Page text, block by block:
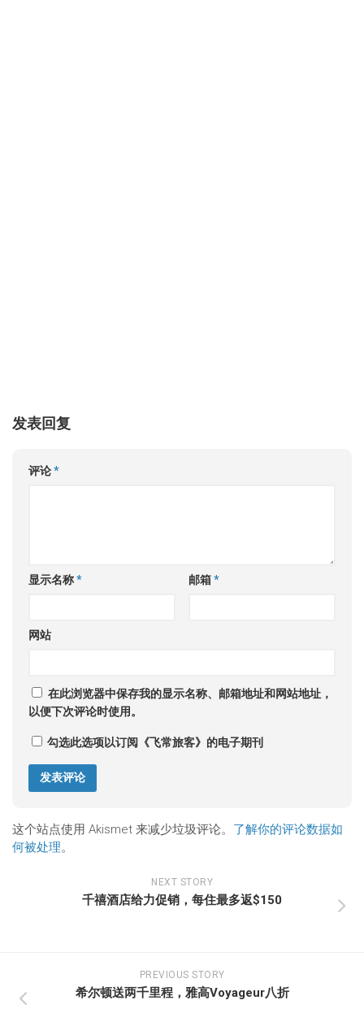
发表回复
评论*
显示名称* 邮箱*
网站
在此浏览器中保存我的显示名称、邮箱地址和网站地址，
以便下次评论时使用。
勾选此选项以订阅《飞常旅客》的电子期刊
这个站点使用 Akismet 来减少垃圾评论。 了解你的评论数据如
何被处理。
NEXT STORY
千禧酒店给力促销，每住最多返$150
PREVIOUS STORY
希尔顿送两千里程，雅高Voyageur八折